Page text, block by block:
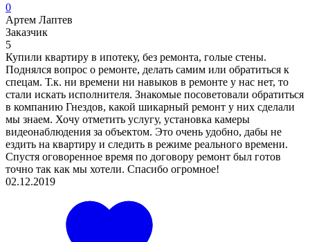
0
Артем Лаптев
Заказчик
5
Купили квартиру в ипотеку, без ремонта, голые стены.
Поднялся вопрос о ремонте, делать самим или обратиться к
спецам. Т.к. ни времени ни навыков в ремонте у нас нет, то
стали искать исполнителя. Знакомые посоветовали обратиться
в компанию Гнездов, какой шикарный ремонт у них сделали
мы знаем. Хочу отметить услугу, установка камеры
видеонаблюдения за объектом. Это очень удобно, дабы не
ездить на квартиру и следить в режиме реального времени.
Спустя оговоренное время по договору ремонт был готов
точно так как мы хотели. Спасибо огромное!
02.12.2019